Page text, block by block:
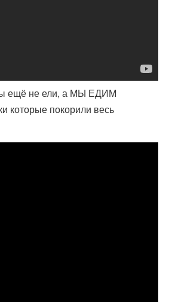
ещё не ели, а МЫ ЕДИМ
покорили весь